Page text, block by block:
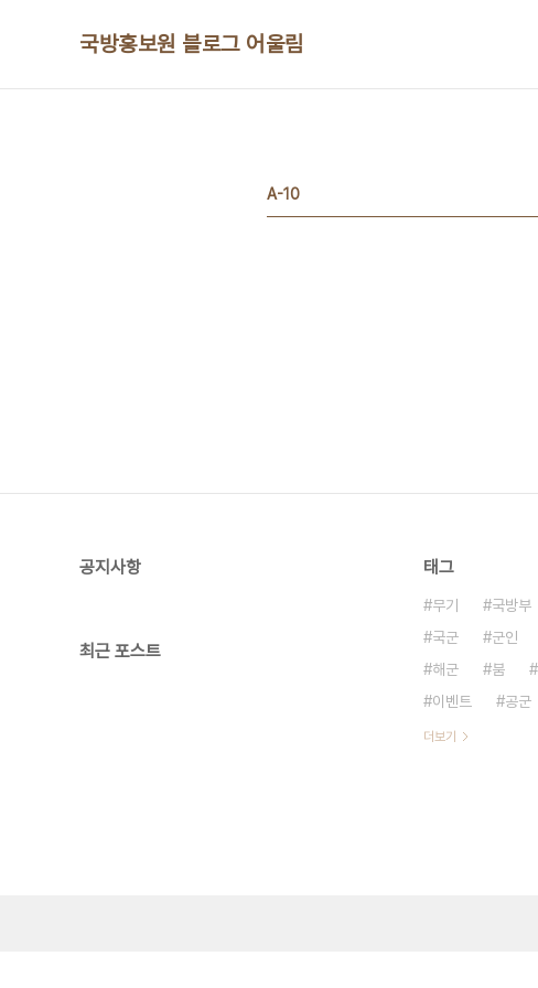
국방홍보원 블로그 어울림
A-10
공지사항
최근 포스트
태그
무기 국방부
국군
군인
해군
붐
이벤트
공군
더보기